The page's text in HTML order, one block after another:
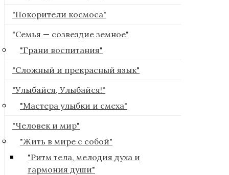
"Покорители космоса"
"Семья — созвездие земное"
"Грани воспитания"
"Сложный и прекрасный язык"
"Улыбайся, Улыбайся!"
"Мастера улыбки и смеха"
"Человек и мир"
"Жить в мире с собой"
"Ритм тела, мелодия духа и
гармония души"